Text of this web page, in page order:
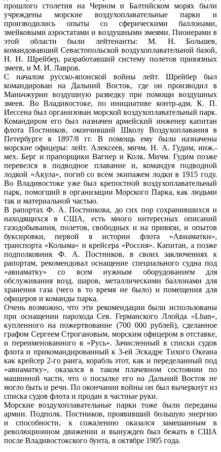
прошлого столетия на Черном и Балтийском морях были
учреждены морские воздухоплавательные парки и
производились опыты со сферическими баллонами,
змейковыми аэростатами и воздушными змеями. Пионерами в
этой области были лейтенанты: М. Н. Большев,
командовавший Севастопольской воздухоплавательной базой,
Н. Н. Шрейбер, разработавший систему полетов привязных
змеев, и М. И. Лавров.
С началом русско-японской войны лейт. Шрейбер был
командирован на Дальний Восток, где он производил в
Маньчжурии воздушную разведку при помощи воздушных
змеев. Во Владивостоке, по инициативе контр-адм. К. П.
Иессена был организован морской воздухоплавательный парк.
Командиром его был назначен армейский инженер капитан
флота Постников, окончивший Школу Воздухоплавания в
Петербурге в 1897/8 гг. В помощь ему были назначены
морские офицеры: лейт. Алексеев, мичм. Н. А. Гудим, инж.-
мех. Берг и прапорщики Вагнер и Колк. Мичм. Гудим позже
перевелся в подводное плавание и, командуя подводной
лодкой «Акула», погиб со всем экипажем лодки в 1915 году.
Во Владивостоке уже был крепостной воздухоплавательный
парк, помогший в организации Морского Парка, как людьми
так и материальной частью.
В рапортах Ф. А. Постникова, до сих пор сохранившихся и
находящихся в США, есть много интересных описаний
газодобывания, полетов, свободных и на привязи, и опытов
буксировки, первой в истории флота «Авиаматки»,
транспорта «Колыма» и крейсера «Россия». Капитан, а позже
подполковник Ф. А. Постников, в своих заключениях к
рапортам, рекомендовал оснащение специального судна под
«авиаматку» со всем нужным оборудованием для
обслуживания возд. шаров, металлическими баллонами для
хранения газа (чего в то время не было) и помещения для
офицеров и команды парка.
Очень возможно, что эти рекомендации были использованы
при оснащении парохода Сев. Германского Ллойда «Lhan»,
купленного на пожертвование (700 000 рублей), сделанное
графом Сергеем Строгановым, морским офицером в отставке,
и переименованного в «Русь». Зачисленный в списки судов
флота и прикомандированный к 3-ей Эскадре Тихого Океана
как крейсер 2-го ранга, корабль этот, как и переделанный под
«авиаматку», оказался в таком плачевном состоянии по
машинной части, что о посылке его на Дальний Восток не
могло быть и речи. По окончании войны он был вычеркнут из
списка судов флота и продан в частные руки.
Морские воздухоплавательные парки тоже были переданы
армии. Подполк. Постников, проявивший большую энергию
и способности, к сожалению оказался замешанным в
революционном движении и вынужден был бежать в США
после Владивостокского бунта, в октябре 1905 года.